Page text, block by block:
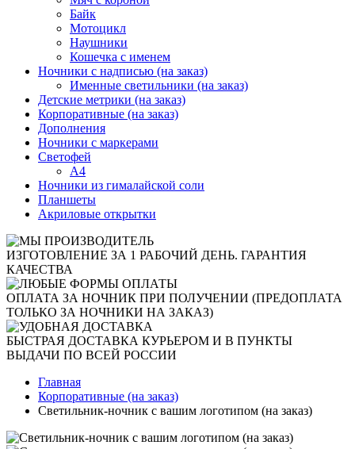
Байк
Мотоцикл
Наушники
Кошечка с именем
Ночники с надписью (на заказ)
Именные светильники (на заказ)
Детские метрики (на заказ)
Корпоративные (на заказ)
Дополнения
Ночники с маркерами
Светофей
А4
Ночники из гималайской соли
Планшеты
Акриловые открытки
ИЗГОТОВЛЕНИЕ ЗА 1 РАБОЧИЙ ДЕНЬ. ГАРАНТИЯ
КАЧЕСТВА
ОПЛАТА ЗА НОЧНИК ПРИ ПОЛУЧЕНИИ (ПРЕДОПЛАТА
ТОЛЬКО ЗА НОЧНИКИ НА ЗАКАЗ)
БЫСТРАЯ ДОСТАВКА КУРЬЕРОМ И В ПУНКТЫ
ВЫДАЧИ ПО ВСЕЙ РОССИИ
Главная
Корпоративные (на заказ)
Светильник-ночник с вашим логотипом (на заказ)